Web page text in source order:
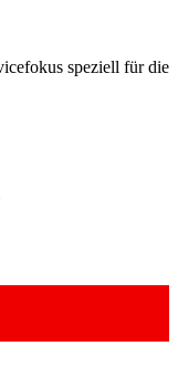
speziell für die